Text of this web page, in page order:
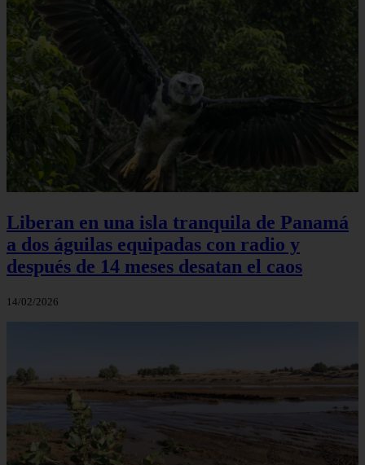
Liberan en una isla tranquila de Panamá
a dos águilas equipadas con radio y
después de 14 meses desatan el caos
14/02/2026